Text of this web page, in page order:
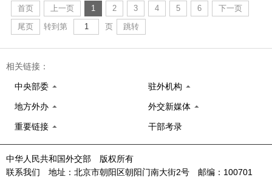
首页 上一页 1 2 3 4 5 6
下一页
尾页
转到第 页 跳转
相关链接：
中央部委 驻外机构
地方外办 外交新媒体
重要链接 干部考录
中华人民共和国外交部 版权所有
联系我们 地址：北京市朝阳区朝阳门南大街2号 邮编：100701